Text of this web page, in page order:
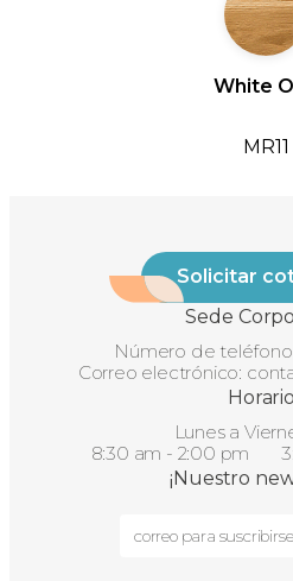
White
MR11
Solicitar
Sede
Número de
Correo electrónico:
Lunes a
8:30 am - 2:00 pm
¡Nuestro